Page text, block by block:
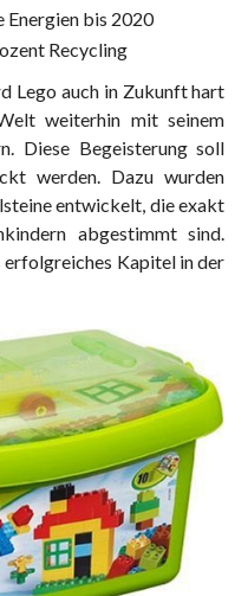
Energien bis 2020
Recycling
Lego auch in Zukunft hart
weiterhin mit seinem
Diese Begeisterung soll
werden. Dazu wurden
entwickelt, die exakt
abgestimmt sind.
Kapitel in der